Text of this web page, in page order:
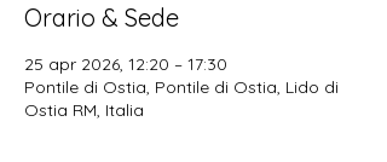
Orario & Sede
25 apr 2026, 12:20 – 17:30
Pontile di Ostia, Pontile di Ostia, Lido di
Ostia RM, Italia